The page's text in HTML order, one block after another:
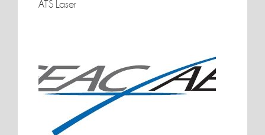
ATS Laser